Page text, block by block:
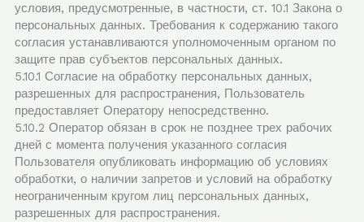
условия, предусмотренные, в частности, ст. 10.1 Закона о
персональных данных. Требования к содержанию такого
согласия устанавливаются уполномоченным органом по
защите прав субъектов персональных данных.
5.10.1 Согласие на обработку персональных данных,
разрешенных для распространения, Пользователь
предоставляет Оператору непосредственно.
5.10.2 Оператор обязан в срок не позднее трех рабочих
дней с момента получения указанного согласия
Пользователя опубликовать информацию об условиях
обработки, о наличии запретов и условий на обработку
неограниченным кругом лиц персональных данных,
разрешенных для распространения.